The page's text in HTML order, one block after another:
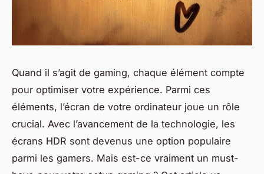
Quand il s’agit de gaming, chaque élément compte
pour optimiser votre expérience. Parmi ces
éléments, l’écran de votre ordinateur joue un rôle
crucial. Avec l’avancement de la technologie, les
écrans HDR sont devenus une option populaire
parmi les gamers. Mais est-ce vraiment un must-